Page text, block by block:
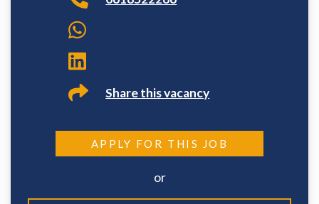
Share this vacancy
APPLY FOR THIS JOB
or